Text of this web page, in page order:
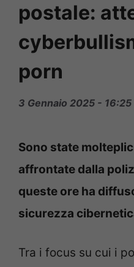
postale:
porn
3 Gennaio 2025 - 16:25
Sono state
affrontate dalla
queste ore ha
sicurezza
Tra i focus su cui i